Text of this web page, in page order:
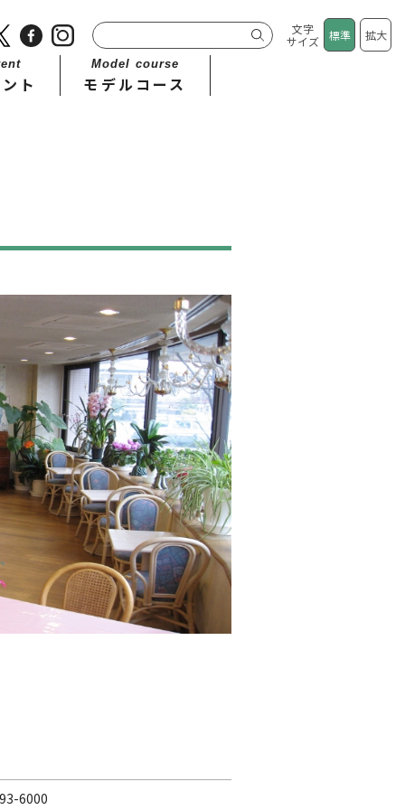
文字
サイズ
標準 拡大
ト
Model course
モデルコース
6000